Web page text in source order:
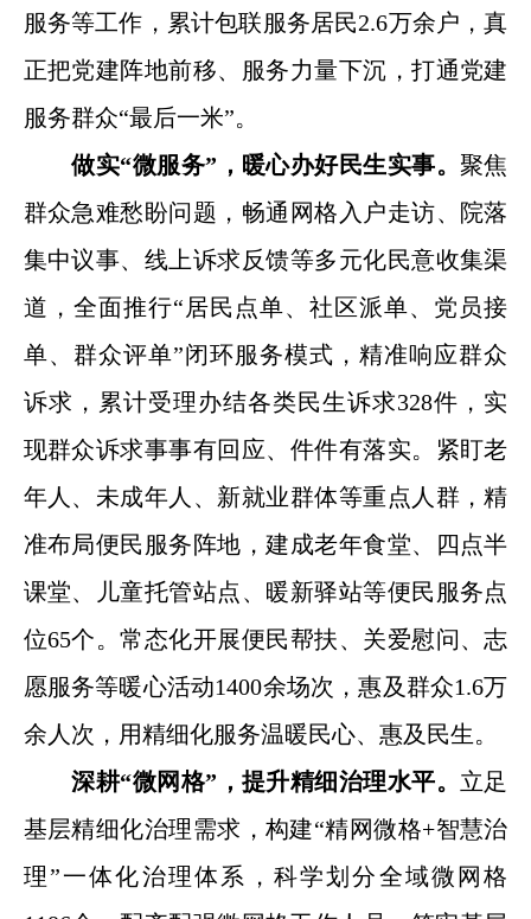
服务等工作，累计包联服务居民2.6万余户，真
正把党建阵地前移、服务力量下沉，打通党建
服务群众“最后一米”。
做实“微服务”，暖心办好民生实事。聚焦
群众急难愁盼问题，畅通网格入户走访、院落
集中议事、线上诉求反馈等多元化民意收集渠
道，全面推行“居民点单、社区派单、党员接
单、群众评单”闭环服务模式，精准响应群众
诉求，累计受理办结各类民生诉求328件，实
现群众诉求事事有回应、件件有落实。紧盯老
年人、未成年人、新就业群体等重点人群，精
准布局便民服务阵地，建成老年食堂、四点半
课堂、儿童托管站点、暖新驿站等便民服务点
位65个。常态化开展便民帮扶、关爱慰问、志
愿服务等暖心活动1400余场次，惠及群众1.6万
余人次，用精细化服务温暖民心、惠及民生。
深耕“微网格”，提升精细治理水平。 立足
基层精细化治理需求，构建“精网微格+智慧治
理”一体化治理体系，科学划分全域微网格